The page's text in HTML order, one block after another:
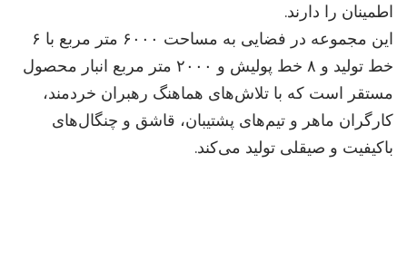
اطمینان را دارند.
این مجموعه در فضایی به مساحت ۶۰۰۰ متر مربع با ۶
خط تولید و ۸ خط پولیش و ۲۰۰۰ متر مربع انبار محصول
مستقر است که با تلاش‌های هماهنگ رهبران خردمند،
کارگران ماهر و تیم‌های پشتیبان، قاشق و چنگال‌های
باکیفیت و صیقلی تولید می‌کند.